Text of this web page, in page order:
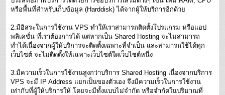
หรือพื้นที่สำหรับเก็บข้อมูล (Harddisk) ได้จากผู้ให้บริการอีกด้วย
2.มีอิสระในการใช้งาน VPS ทำให้เราสามารถติดตั้งโปรแกรม หรือแอป
พลิเคชั่น ที่เราต้องการได้ แต่หากเป็น Shared Hosting จะไม่สามารถ
ทำได้เนื่องจากผู้ให้บริการจะติดตั้งเฉพาะที่จำเป็น และสามารถใช้ได้ทุก
เว็บไซต์ จะไม่ติดตั้งให้เฉพาะเว็บไซต์ใดเว็บไซต์หนึ่ง
3.มีความเร็วในการใช้งานสูงกว่าบริการ Shared Hosting เนื่องจากบริการ
VPS จะมี IP Address แยกเป็นของตัวเอง จึงมีความเร็วในการใช้งาน
เท่ากับที่ผู้ให้บริการให้ โดยจะมีทั้งแบบไม่จำกัด หรือจำกัดในปริมาณที่